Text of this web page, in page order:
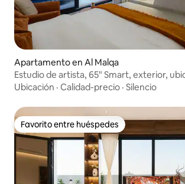
Apartamento en Al Malqa
Estudio de artista, 65" Smart, exterior,
privilegiada
Ubicación · Calidad-precio · Silencio
Favorito entre huéspedes
Favorito entre huéspedes